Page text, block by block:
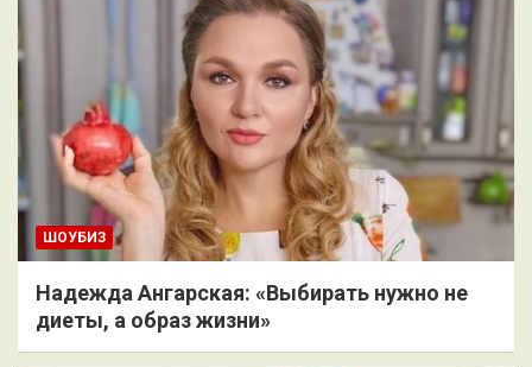
ШОУБИЗ
Надежда Ангарская: «Выбирать нужно не
диеты, а образ жизни»